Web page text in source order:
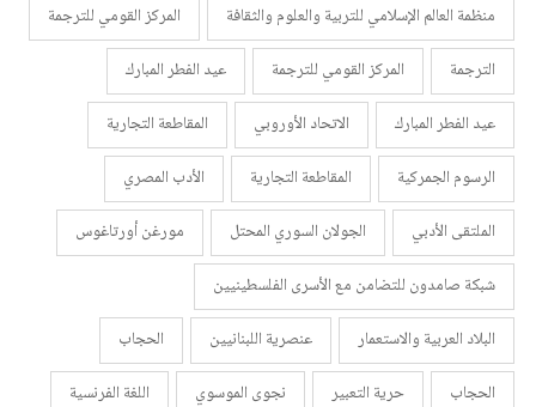
منظمة العالم الإسلامي للتربية والعلوم والثقافة
المركز القومي للترجمة
الترجمة
المركز القومي للترجمة
عيد الفطر المبارك
عيد الفطر المبارك
الاتحاد الأوروبي
المقاطعة التجارية
الرسوم الجمركية
المقاطعة التجارية
الأدب المصري
الملتقى الأدبي
الجولان السوري المحتل
مورغن أورتاغوس
شبكة صامدون للتضامن مع الأسرى الفلسطينيين
البلاد العربية والاستعمار
عنصرية اللبنانيين
الحجاب
الحجاب
حرية التعبير نجوى الموسوي
اللغة الفرنسية